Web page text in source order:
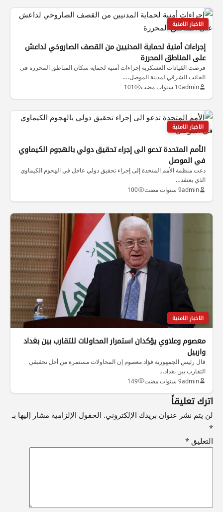
الاخبار الامنية
إجراءات أمنية لحماية المدنيين من القصف الصاروخي لداعش
على المناطق المحررة
فرضت القيادات العسكرية إجراءات أمنية لحماية سكان المناطق المحررة في
الجانب الشرقي لمدينة الموصل،…
admin10 سنوات مضت 101
الاخبار الامنية
الأمم المتحدة تدعو الى إجراء تحقيق دولي بالهجوم الكيماوي
في الموصل
دعت منظمة الأمم المتحدة إلى إجراء تحقيق دولي عاجل في الهجوم الكيماوي
الذي يعتقد…
admin9 سنوات مضت 100
الاخبار الامنية
معصوم وعلاوي يؤكدان استمرار المحاولات للتقارب بين بغداد
واربيل
قال رئيس الجمهورية فؤاد معصوم إن المحاولات مستمرة من أجل تحقيقي
التقارب بين بغداد…
admin9 سنوات مضت 149
اترك تعليقاً
لن يتم نشر عنوان بريدك الإلكتروني. الحقول الإلزامية مشار إليها بـ
*
التعليق *